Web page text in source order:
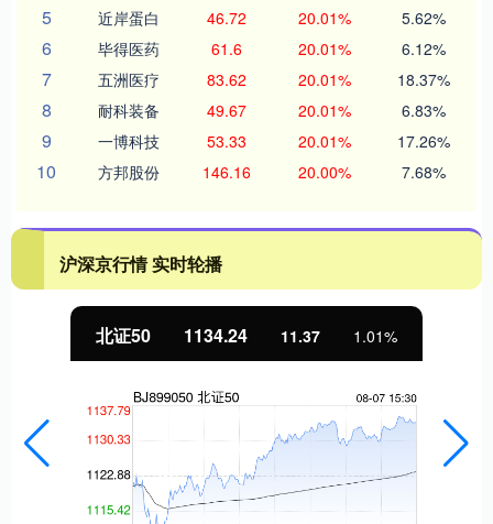
5 近岸蛋白 46.72 20.01% 5.62%
6 毕得医药 61.6 20.01% 6.12%
7 五洲医疗 83.62 20.01% 18.37%
8 耐科装备 49.67 20.01% 6.83%
9 一博科技 53.33 20.01% 17.26%
10 方邦股份 146.16 20.00% 7.68%
沪深京行情 实时轮播
北证50 1134.24 11.37 1.01%